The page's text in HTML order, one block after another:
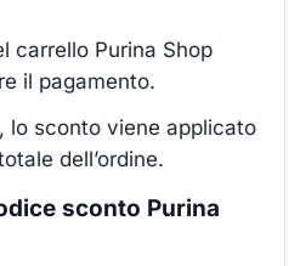
carrello Purina Shop
il pagamento.
lo sconto viene applicato
dell’ordine.
sconto Purina